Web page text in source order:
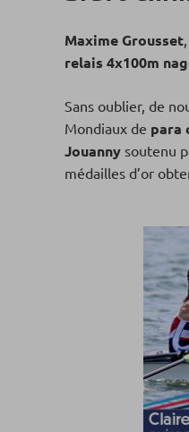
Maxime Grousset
relais 4x100m
Sans oublier, de
Mondiaux de para
Jouanny soutenu
médailles d’or